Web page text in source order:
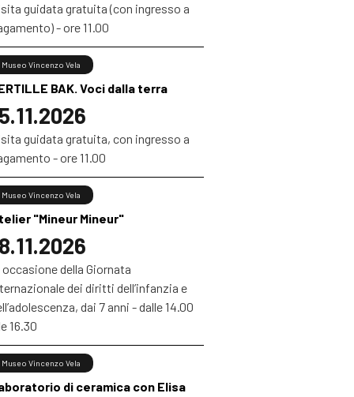
guidata gratuita (con ingresso a
- ore 11.00
BAK. Voci dalla terra
Museo Vincenzo Vela
guidata gratuita, con ingresso a
- ore 11.00
"Mineur Mineur"
Museo Vincenzo Vela
occasione della Giornata
dei diritti dell’infanzia e
dai 7 anni - dalle 14.00
16.30
di ceramica con Elisa
Museo Vincenzo Vela